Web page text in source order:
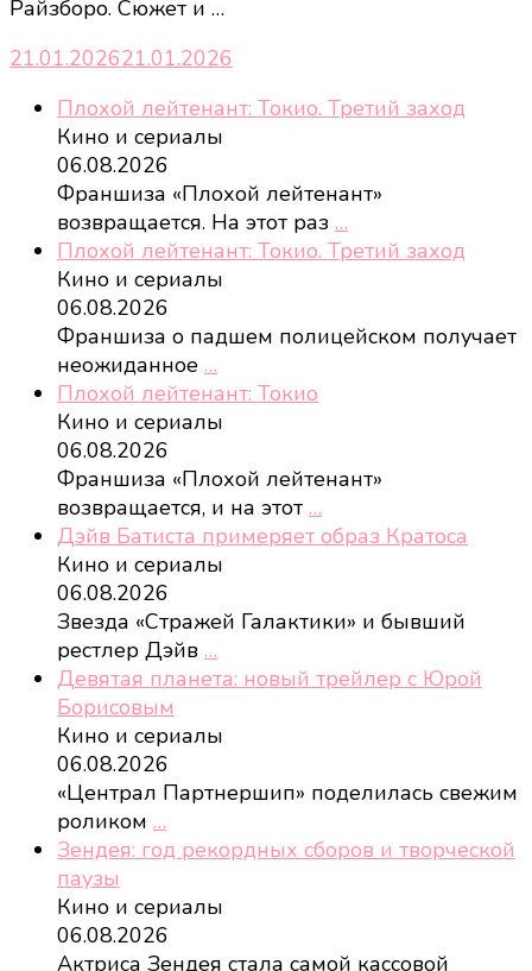
Райзборо. Сюжет и …
21.01.202621.01.2026
Плохой лейтенант: Токио. Третий заход
Кино и сериалы
06.08.2026
Франшиза «Плохой лейтенант»
возвращается. На этот раз …
Плохой лейтенант: Токио. Третий заход
Кино и сериалы
06.08.2026
Франшиза о падшем полицейском получает
неожиданное …
Плохой лейтенант: Токио
Кино и сериалы
06.08.2026
Франшиза «Плохой лейтенант»
возвращается, и на этот …
Дэйв Батиста примеряет образ Кратоса
Кино и сериалы
06.08.2026
Звезда «Стражей Галактики» и бывший
рестлер Дэйв …
Девятая планета: новый трейлер с Юрой
Борисовым
Кино и сериалы
06.08.2026
«Централ Партнершип» поделилась свежим
роликом …
Зендея: год рекордных сборов и творческой
паузы
Кино и сериалы
06.08.2026
Актриса Зендея стала самой кассовой